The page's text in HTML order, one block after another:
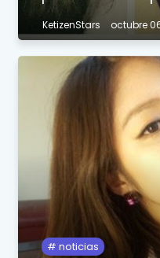
KetizenStars octubre
noticias